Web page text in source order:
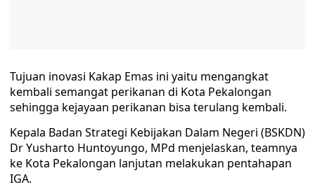
Tujuan inovasi Kakap Emas ini yaitu mengangkat
kembali semangat perikanan di Kota Pekalongan
sehingga kejayaan perikanan bisa terulang kembali.
Kepala Badan Strategi Kebijakan Dalam Negeri (BSKDN)
Dr Yusharto Huntoyungo, MPd menjelaskan, teamnya
ke Kota Pekalongan lanjutan melakukan pentahapan
IGA.